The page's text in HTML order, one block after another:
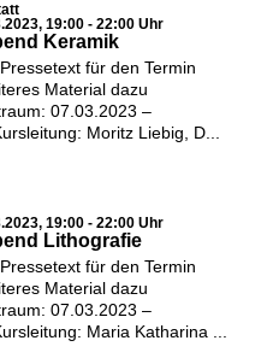
19:00 - 22:00 Uhr
Keramik
für den Termin
Material dazu
07.03.2023 –
Moritz Liebig, D...
19:00 - 22:00 Uhr
Lithografie
für den Termin
Material dazu
07.03.2023 –
Maria Katharina ...